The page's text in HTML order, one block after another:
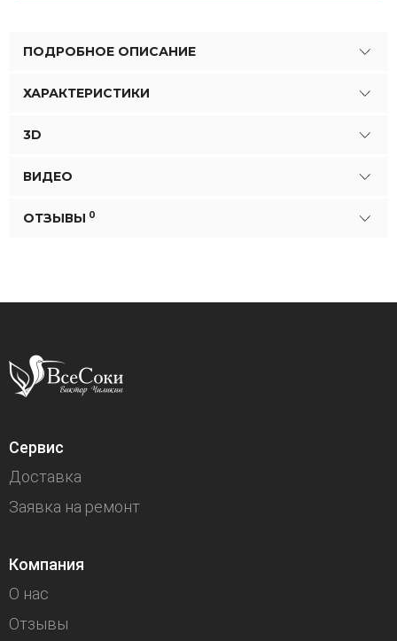
ПОДРОБНОЕ ОПИСАНИЕ
ХАРАКТЕРИСТИКИ
3D
ВИДЕО
ОТЗЫВЫ 0
Сервис
Доставка
Заявка на ремонт
Компания
О нас
Отзывы